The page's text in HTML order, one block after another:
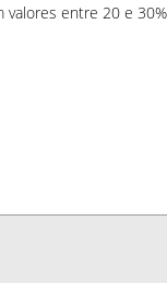
valores entre 20 e